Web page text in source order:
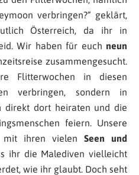
verbringen?“ geklärt,
Österreich, da ihr in
Wir haben für euch neun
zusammengesucht.
Flitterwochen in diesen
verbringen, sondern in
direkt dort heiraten und die
feiern. Unsere
mit ihren vielen Seen und
ihr die Malediven vielleicht
wie ihr glaubt. Doch seht